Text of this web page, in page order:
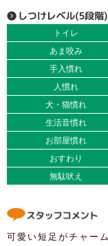
トイレ
あま咬み
手入慣れ
人慣れ
犬・猫慣れ
生活音慣れ
お部屋慣れ
おすわり
無駄吠え
可愛い短足がチャー